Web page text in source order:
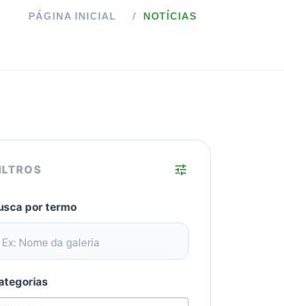
PÁGINA INICIAL NOTÍCIAS
tune
por termo